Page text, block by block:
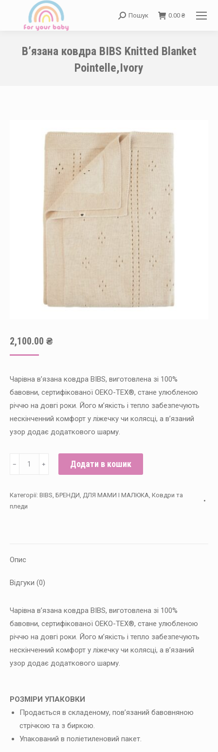
Search:
Пошук 0.00 ₴
В’язана ковдра BIBS Knitted Blanket
Pointelle,Ivory
2,100.00 ₴
Чарівна в’язана ковдра BIBS, виготовлена ​​зі 100%
бавовни, сертифікованої OEKO-TEX®, стане улюбленою
річчю на довгі роки. Його м’якість і тепло забезпечують
нескінченний комфорт у ліжечку чи колясці, а в’язаний
узор додає додаткового шарму.
В’язана
Knitted
Blanket
﹣ ﹢ Додати в кошик
Категорії: BIBS, БРЕНДИ, ДЛЯ МАМИ І МАЛЮКА, Ковдри та
пледи
Опис
Відгуки (0)
Чарівна в’язана ковдра BIBS, виготовлена ​​зі 100%
бавовни, сертифікованої OEKO-TEX®, стане улюбленою
річчю на довгі роки. Його м’якість і тепло забезпечують
нескінченний комфорт у ліжечку чи колясці, а в’язаний
узор додає додаткового шарму.
РОЗМІРИ УПАКОВКИ
Продається в складеному, пов’язаний бавовняною
стрічкою та з биркою.
Упакований в поліетиленовий пакет.